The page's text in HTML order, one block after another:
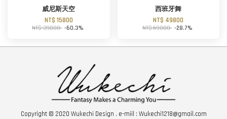
威尼斯天空
NT$ 15800
NT$ 39800 -60.3%
西班牙舞
NT$ 49800
NT$ 69800 -28.7%
Copyright © 2020 Wukechi Design . e-miil : Wukechi1218@gmail.com